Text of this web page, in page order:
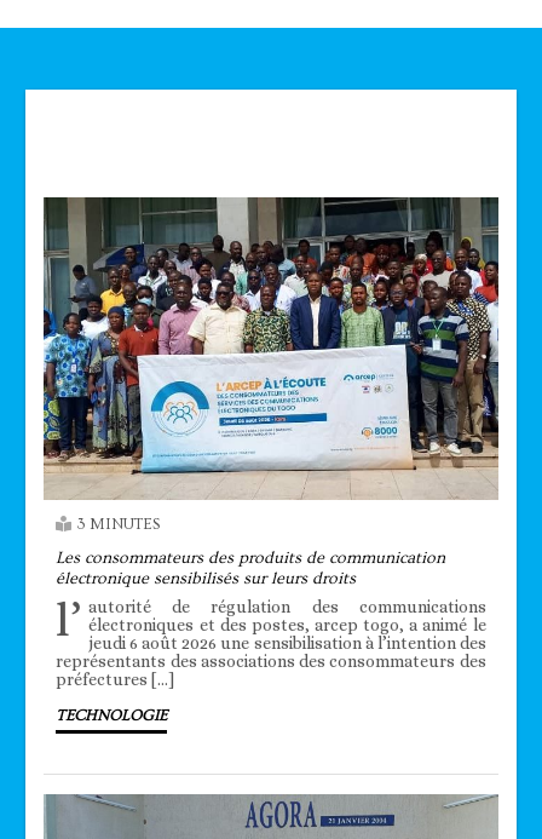
3 MINUTES
Les consommateurs des produits de communication
électronique sensibilisés sur leurs droits
l’ autorité de régulation des communications
électroniques et des postes, arcep togo, a animé le
jeudi 6 août 2026 une sensibilisation à l’intention des
représentants des associations des consommateurs des
préfectures […]
TECHNOLOGIE